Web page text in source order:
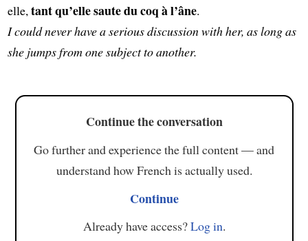
elle, tant qu’elle saute du coq à l’âne.
I could never have a serious discussion with her, as long as
she jumps from one subject to another.
Continue the conversation
Go further and experience the full content — and
understand how French is actually used.
Continue
Already have access?Log in.